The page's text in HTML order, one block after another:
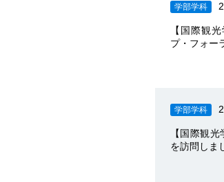
学部学科
【国際観
プ・フォー
学部学科
【国際観
を訪問しま